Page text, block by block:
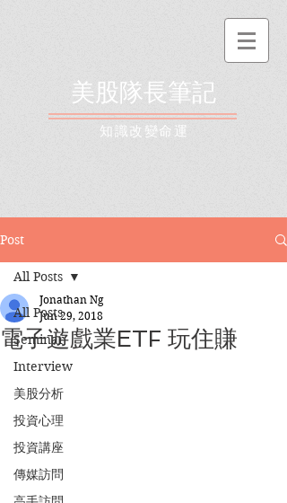
美股隊長筆記
​知識改變命運
Post
All Posts
Seminar
Interview
美股分析
投資心理
投資講座
傳媒訪問
All Posts
電子遊戲業ETF 玩住賺
Jonathan Ng
Jun 29, 2018